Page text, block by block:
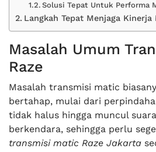
Solusi Tepat Untuk Performa
Langkah Tepat Menjaga Kinerja
Masalah Umum
Raze
Masalah transmisi matic
bertahap, mulai dari
tidak halus hingga muncul
berkendara, sehingga perlu
transmisi matic Raze Jakarta